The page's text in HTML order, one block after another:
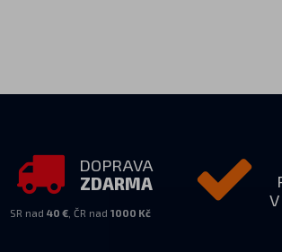
DOPRAVA
ZDARMA
SR nad40 € , ČR nad1000 Kč